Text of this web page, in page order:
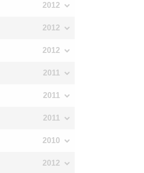
2012
2012
2012
2011
2011
2011
2010
2012